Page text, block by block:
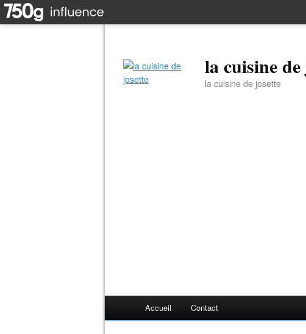
la cuisine
la cuisine de josette
Accueil Contact